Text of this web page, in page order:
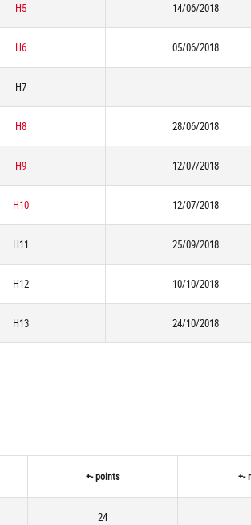
H5 14/06/2018
H6 05/06/2018
H7
H8 28/06/2018
H9 12/07/2018
H10 12/07/2018
H11 25/09/2018
H12 10/10/2018
H13 24/10/2018
+- points +-
24